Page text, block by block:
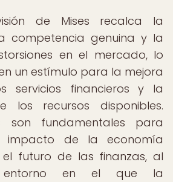
de Mises recalca la
competencia genuina y la
en el mercado, lo
un estímulo para la mejora
servicios financieros y la
los recursos disponibles.
son fundamentales para
impacto de la economía
futuro de las finanzas, al
entorno en el que la